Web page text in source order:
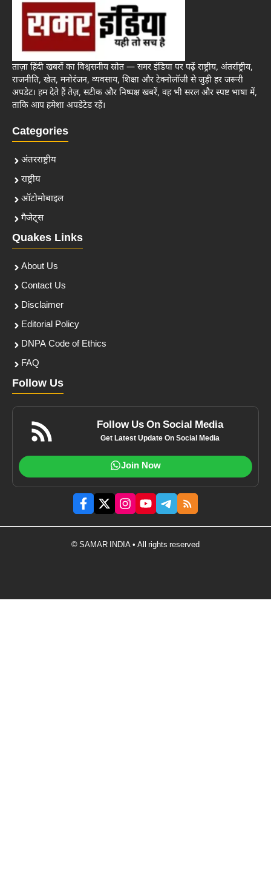
ताज़ा हिंदी खबरों का विश्वसनीय स्रोत — समर इंडिया पर पढ़ें राष्ट्रीय, अंतर्राष्ट्रीय,
राजनीति, खेल, मनोरंजन, व्यवसाय, शिक्षा और टेक्नोलॉजी से जुड़ी हर जरूरी
अपडेट। हम देते हैं तेज़, सटीक और निष्पक्ष खबरें, वह भी सरल और स्पष्ट भाषा में,
ताकि आप हमेशा अपडेटेड रहें।
Categories
अंतरराष्ट्रीय
राष्ट्रीय
ऑटोमोबाइल
गैजेट्स
Quakes Links
About Us
Contact Us
Disclaimer
Editorial Policy
DNPA Code of Ethics
FAQ
Follow Us
Follow Us On Social Media
Get Latest Update On Social Media
Join Now
© SAMAR INDIA • All rights reserved